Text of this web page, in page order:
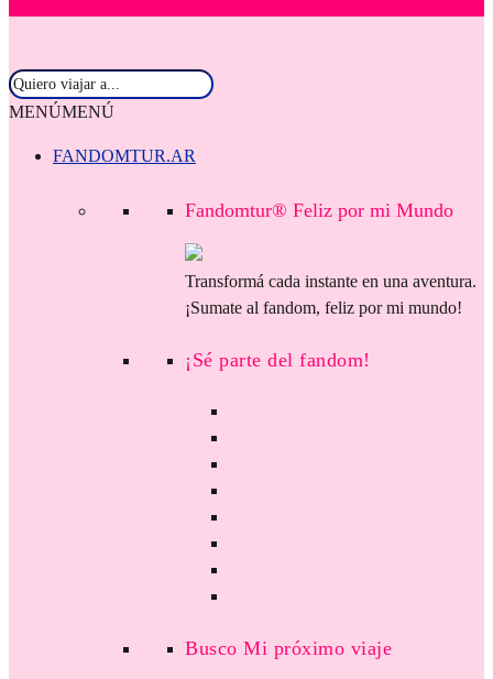
MENÚMENÚ
FANDOMTUR.AR
Fandomtur® Feliz por mi Mundo
Transformá cada instante en una aventura.
¡Sumate al fandom, feliz por mi mundo!
¡Sé parte del fandom!
Busco Mi próximo viaje